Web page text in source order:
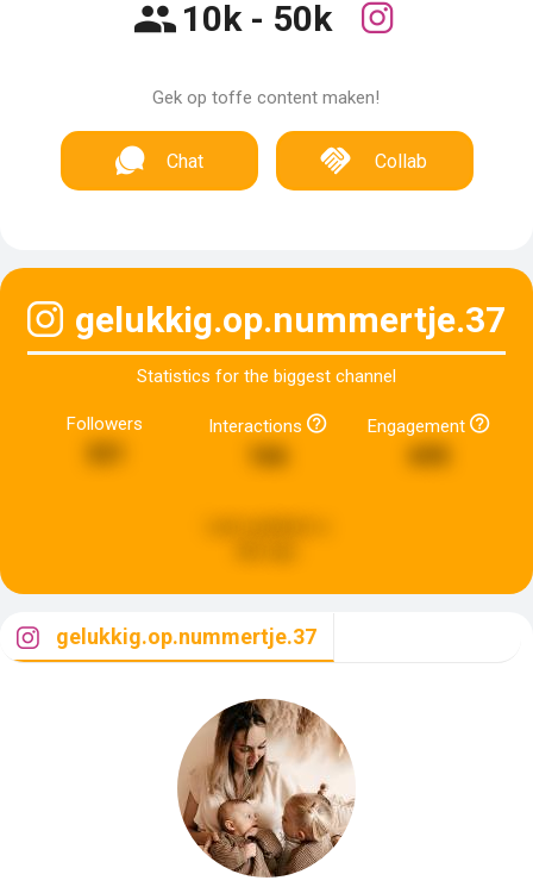
10k - 50k
Gek op toffe content maken!
Chat Collab
gelukkig.op.nummertje.37
Statistics for the biggest channel
Followers Interactions
166
Engagement
gelukkig.op.nummertje.37